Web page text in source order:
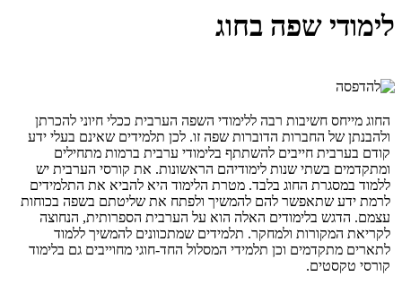
לימודי שפה בחוג
החוג מייחס חשיבות רבה ללימודי השפה הערבית ככלי חיוני להכרתן
ולהבנתן של החברות הדוברות שפה זו. לכן תלמידים שאינם בעלי ידע
קודם בערבית חייבים להשתתף בלימודי ערבית ברמות מתחילים
ומתקדמים בשתי שנות לימודיהם הראשונות. את קורסי הערבית יש
ללמוד במסגרת החוג בלבד. מטרת הלימוד היא להביא את התלמידים
לרמת ידע שתאפשר להם להמשיך ולפתח את שליטתם בשפה בכוחות
עצמם. הדגש בלימודים האלה הוא על הערבית הספרותית, הנחוצה
לקריאת המקורות ולמחקר. תלמידים שמתכוונים להמשיך ללמוד
לתארים מתקדמים וכן תלמידי המסלול החד-חוגי מחוייבים גם בלימוד
קורסי טקסטים.